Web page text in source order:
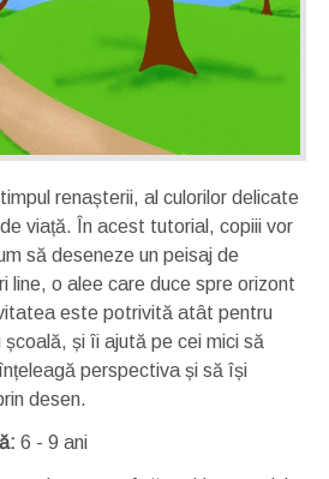
renașterii, al culorilor delicate
viață. În acest tutorial, copiii vor
să deseneze un peisaj de
line, o alee care duce spre orizont
este potrivită atât pentru
și îi ajută pe cei mici să
perspectiva și să își
desen.
6 - 9 ani